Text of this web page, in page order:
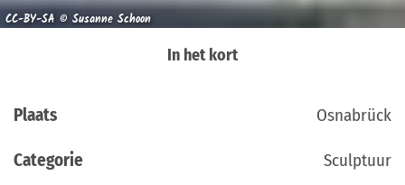
CC-BY-SA © Susanne Schoon
In het kort
Plaats Osnabrück
Categorie Sculptuur